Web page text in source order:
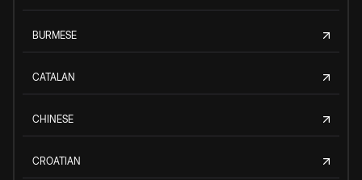
BURMESE
CATALAN
CHINESE
CROATIAN